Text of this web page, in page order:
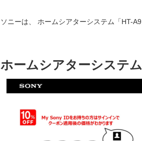
ソニーは、 ホームシアターシステム「HT-
ホームシアターシステ